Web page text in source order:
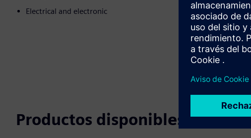
Electrical and electronic
crea
Productos disponibles